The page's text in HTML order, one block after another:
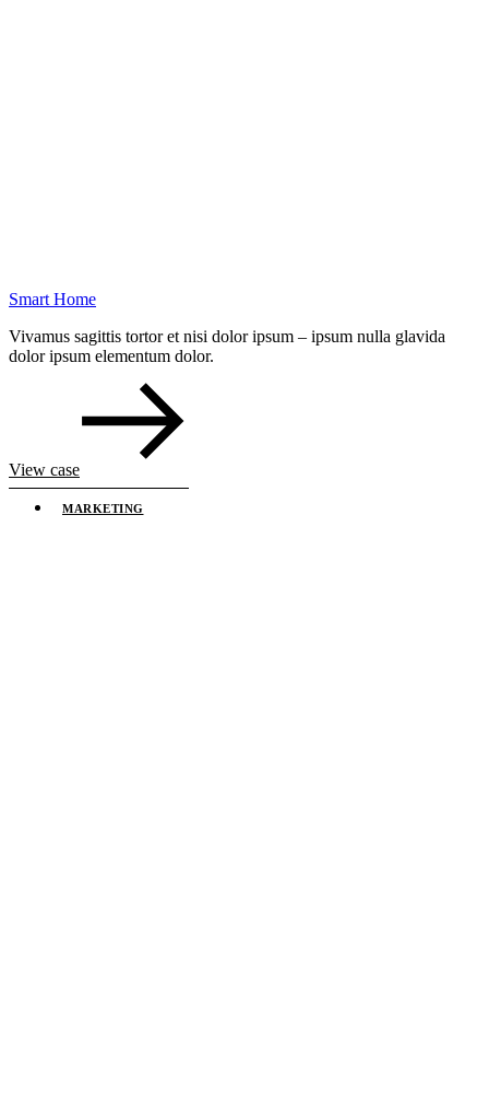
Smart Home
Vivamus sagittis tortor et nisi dolor ipsum – ipsum nulla glavida
dolor ipsum elementum dolor.
View case
MARKETING